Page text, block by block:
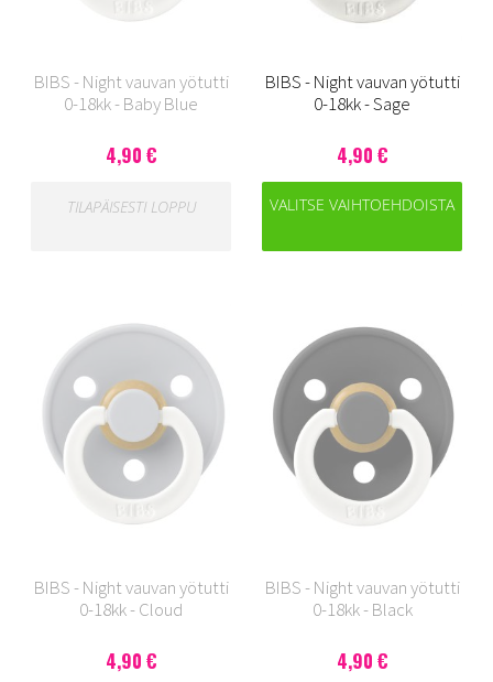
BIBS - Night vauvan yötutti
0-18kk - Baby Blue
4,90 €
TILAPÄISESTI LOPPU
BIBS - Night vauvan yötutti
0-18kk - Sage
4,90 €
VALITSE VAIHTOEHDOISTA
BIBS - Night vauvan yötutti
0-18kk - Cloud
4,90 €
BIBS - Night vauvan yötutti
0-18kk - Black
4,90 €